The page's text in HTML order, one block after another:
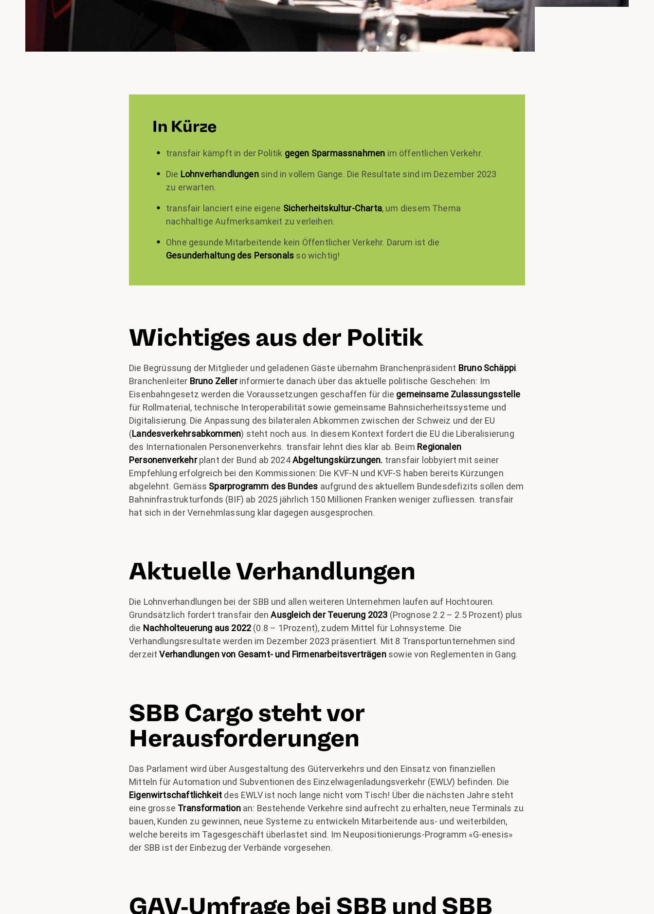
In Kürze
transfair kämpft in der Politik gegen Sparmassnahmen im öffentlichen Verkehr.
Die Lohnverhandlungensind in vollem Gange. Die Resultate sind im Dezember 2023
zu erwarten.
transfair lanciert eine eigene Sicherheitskultur-Charta, um diesem Thema
nachhaltige Aufmerksamkeit zu verleihen.
Ohne gesunde Mitarbeitende kein Öffentlicher Verkehr. Darum ist die
Gesunderhaltung des Personals so wichtig!
Wichtiges aus der Politik
Die Begrüssung der Mitglieder und geladenen Gäste übernahm Branchenpräsident Bruno Schäppi.
Branchenleiter Bruno Zellerinformierte danach über das aktuelle politische Geschehen: Im
Eisenbahngesetz werden die Voraussetzungen geschaffen für die gemeinsame Zulassungsstelle
für Rollmaterial, technische Interoperabilität sowie gemeinsame Bahnsicherheitssysteme und
Digitalisierung. Die Anpassung des bilateralen Abkommen zwischen der Schweiz und der EU
(Landesverkehrsabkommen) steht noch aus. In diesem Kontext fordert die EU die Liberalisierung
des Internationalen Personenverkehrs. transfair lehnt dies klar ab. Beim Regionalen
Personenverkehrplant der Bund ab 2024Abgeltungskürzungen. transfair lobbyiert mit seiner
Empfehlung erfolgreich bei den Kommissionen: Die KVF-N und KVF-S haben bereits Kürzungen
abgelehnt. Gemäss Sparprogramm des Bundes aufgrund des aktuellem Bundesdefizits sollen dem
Bahninfrastrukturfonds (BIF) ab 2025 jährlich 150 Millionen Franken weniger zufliessen. transfair
hat sich in der Vernehmlassung klar dagegen ausgesprochen.
Aktuelle Verhandlungen
Die Lohnverhandlungen bei der SBB und allen weiteren Unternehmen laufen auf Hochtouren.
Grundsätzlich fordert transfair denAusgleich der Teuerung 2023 (Prognose 2.2 – 2.5 Prozent) plus
die Nachholteuerung aus 2022 (0.8 – 1Prozent), zudem Mittel für Lohnsysteme. Die
Verhandlungsresultate werden im Dezember 2023 präsentiert. Mit 8 Transportunternehmen sind
derzeitVerhandlungen von Gesamt- und Firmenarbeitsverträgen sowie von Reglementen in Gang.
SBB Cargo steht vor
Herausforderungen
Das Parlament wird über Ausgestaltung des Güterverkehrs und den Einsatz von finanziellen
Mitteln für Automation und Subventionen des Einzelwagenladungsverkehr (EWLV) befinden. Die
Eigenwirtschaftlichkeit des EWLV ist noch lange nicht vom Tisch! Über die nächsten Jahre steht
eine grosse Transformationan: Bestehende Verkehre sind aufrecht zu erhalten, neue Terminals zu
bauen, Kunden zu gewinnen, neue Systeme zu entwickeln Mitarbeitende aus- und weiterbilden,
welche bereits im Tagesgeschäft überlastet sind. Im Neupositionierungs-Programm «G-enesis»
der SBB ist der Einbezug der Verbände vorgesehen.
GAV-Umfrage bei SBB und SBB